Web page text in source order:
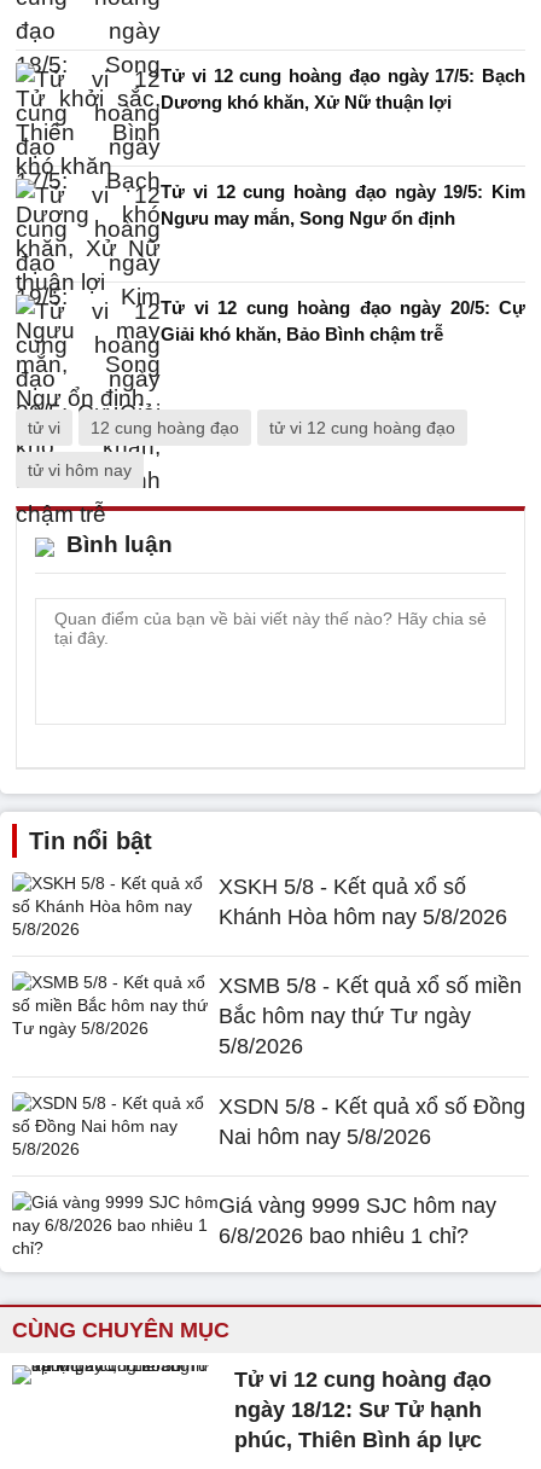
Tử vi 12 cung hoàng đạo ngày 17/5: Bạch
Dương khó khăn, Xử Nữ thuận lợi
Tử vi 12 cung hoàng đạo ngày 19/5: Kim
Ngưu may mắn, Song Ngư ổn định
Tử vi 12 cung hoàng đạo ngày 20/5: Cự
Giải khó khăn, Bảo Bình chậm trễ
tử vi 12 cung hoàng đạo tử vi 12 cung hoàng đạo
tử vi hôm nay
Bình luận
Tin nổi bật
XSKH 5/8 - Kết quả xổ số
Khánh Hòa hôm nay 5/8/2026
XSMB 5/8 - Kết quả xổ số miền
Bắc hôm nay thứ Tư ngày
5/8/2026
XSDN 5/8 - Kết quả xổ số Đồng
Nai hôm nay 5/8/2026
Giá vàng 9999 SJC hôm nay
6/8/2026 bao nhiêu 1 chỉ?
CÙNG CHUYÊN MỤC
Tử vi 12 cung hoàng đạo
ngày 18/12: Sư Tử hạnh
phúc, Thiên Bình áp lực